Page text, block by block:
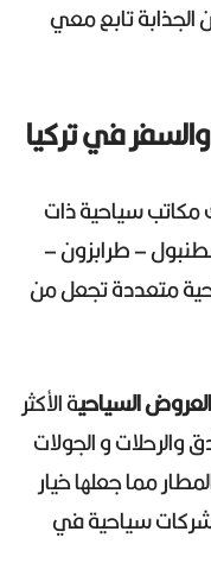
تابع معي
مكاتب سياحية ذات
– طرابزون –
متعددة تجعل من
السياحية الأكثر
والرحلات و الجولات
مما جعلها خيار
سياحية في